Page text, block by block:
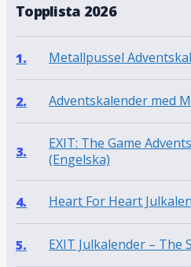
Topplista 2026
1. Metallpussel
2. Adventskalender med
3.
EXIT: The Game
(Engelska)
4. Heart For Heart
5. EXIT Julkalender – The